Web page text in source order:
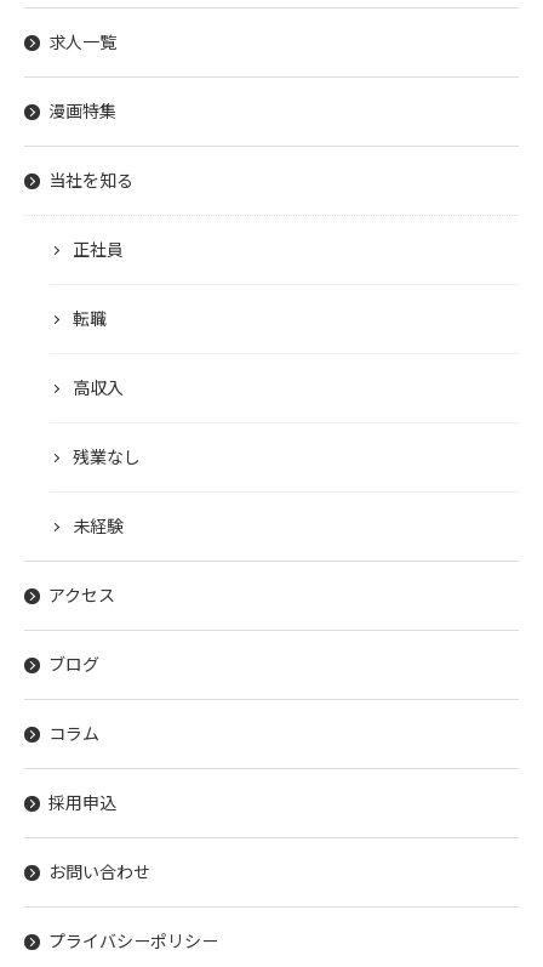
求人一覧
漫画特集
当社を知る
正社員
転職
高収入
残業なし
未経験
アクセス
ブログ
コラム
採用申込
お問い合わせ
プライバシーポリシー